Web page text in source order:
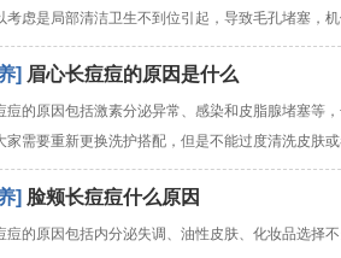
考虑是局部清洁卫生不到位引起，导致毛孔堵塞，
] 眉心长痘痘的原因是什么
痘的原因包括激素分泌异常、感染和皮脂腺堵塞等
家需要重新更换洗护搭配，但是不能过度清洗皮肤或
] 脸颊长痘痘什么原因
痘的原因包括内分泌失调、油性皮肤、化妆品选择